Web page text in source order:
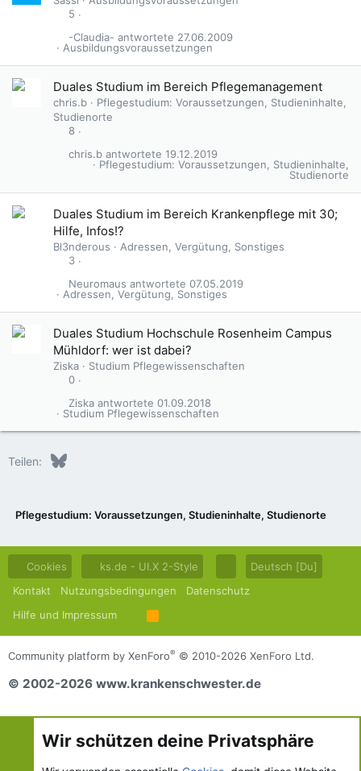
5
Ausbildungsvoraussetzungen
27.06.2009
-Claudia-
Duales Studium im Bereich Pflegemanagement
chris.b
Pflegestudium: Voraussetzungen, Studieninhalte,
Studienorte
8
Pflegestudium: Voraussetzungen, Studieninhalte,
Studienorte
19.12.2019
chris.b
Duales Studium im Bereich Krankenpflege mit 30;
Hilfe, Infos!?
Bl3nderous
Adressen, Vergütung, Sonstiges
3
Adressen, Vergütung, Sonstiges
07.05.2019
Neuromaus
Duales Studium Hochschule Rosenheim Campus
Mühldorf: wer ist dabei?
Ziska
Studium Pflegewissenschaften
0
Studium Pflegewissenschaften
01.09.2018
Ziska
Teilen: Bluesky
Pflegestudium: Voraussetzungen, Studieninhalte, Studienorte
Cookies ks.de - UI.X 2-Style
Deutsch [Du]
Kontakt
Nutzungsbedingungen
Datenschutz
Hilfe und Impressum
R
S
S
Community platform by XenForo® © 2010-2026 XenForo Ltd.
© 2002-2026 www.krankenschwester.de
Wir schützen deine Privatsphäre